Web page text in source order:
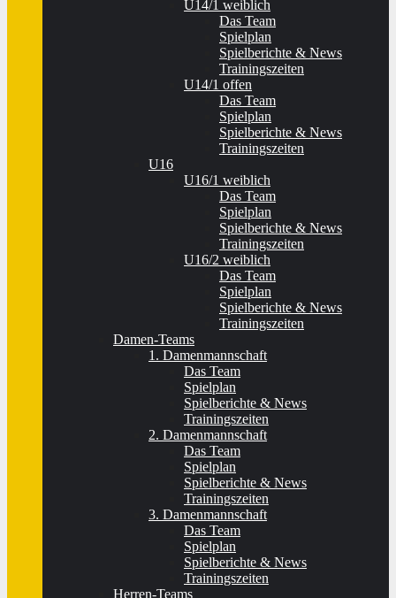
U14/1 weiblich
Das Team
Spielplan
Spielberichte & News
Trainingszeiten
U14/1 offen
Das Team
Spielplan
Spielberichte & News
Trainingszeiten
U16
U16/1 weiblich
Das Team
Spielplan
Spielberichte & News
Trainingszeiten
U16/2 weiblich
Das Team
Spielplan
Spielberichte & News
Trainingszeiten
Damen-Teams
1. Damenmannschaft
Das Team
Spielplan
Spielberichte & News
Trainingszeiten
2. Damenmannschaft
Das Team
Spielplan
Spielberichte & News
Trainingszeiten
3. Damenmannschaft
Das Team
Spielplan
Spielberichte & News
Trainingszeiten
Herren-Teams